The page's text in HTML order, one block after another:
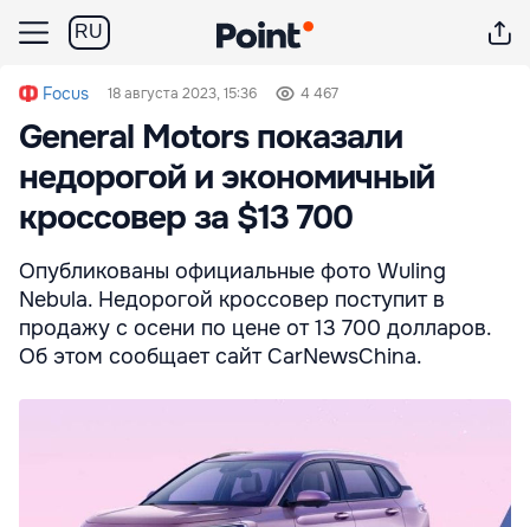
RU
Focus 18 августа 2023, 15:36 4 467
General Motors показали
недорогой и экономичный
кроссовер за $13 700
Опубликованы официальные фото Wuling
Nebula. Недорогой кроссовер поступит в
продажу с осени по цене от 13 700 долларов.
Об этом сообщает сайт CarNewsChina.